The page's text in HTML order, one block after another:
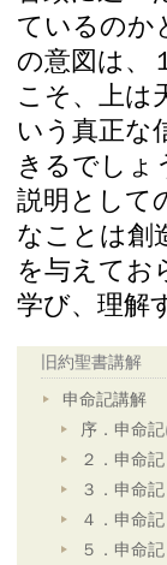
ているのか
の意図は、
こそ、上は
いう真正な
きるでしょ
説明として
なことは創
を与えてお
学び、理解
旧約聖書講解
申命記講解
序．申命
２．申命
３．申命
４．申命
５．申命